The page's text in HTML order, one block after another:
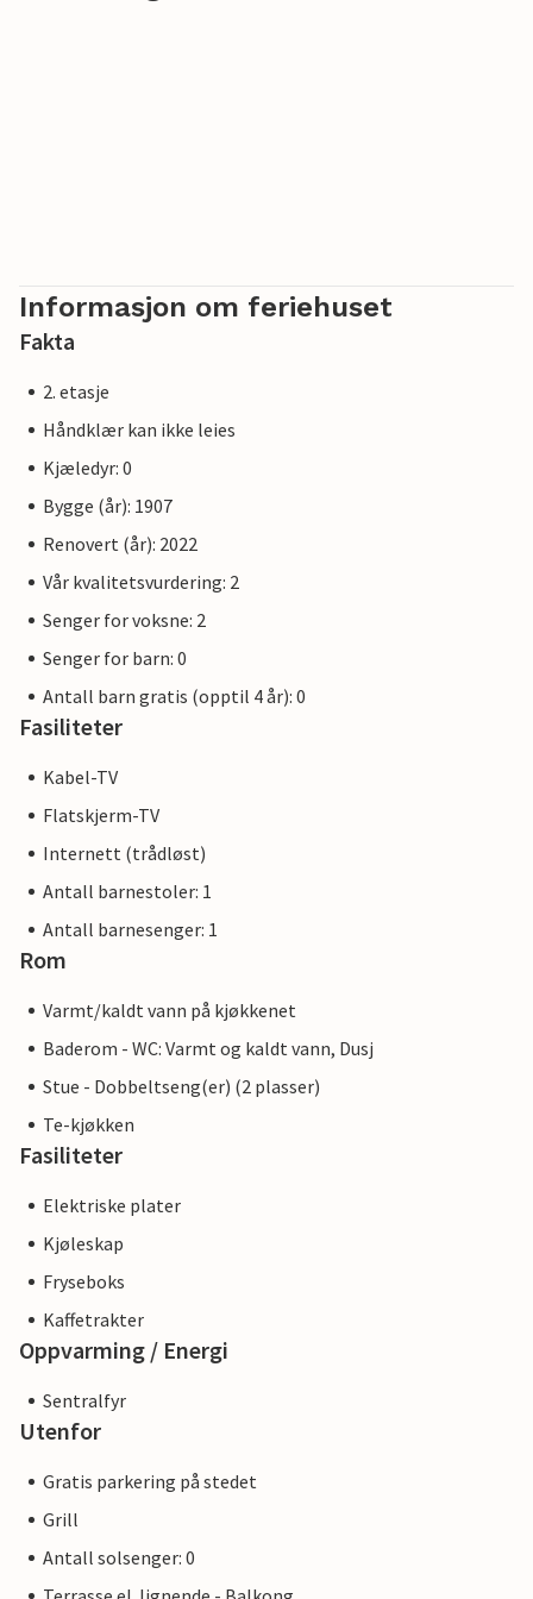
utleie av sykler, båter og strandstoler.
Informasjon om feriehuset
Fakta
2. etasje
Håndklær kan ikke leies
Kjæledyr: 0
Bygge (år): 1907
Renovert (år): 2022
Vår kvalitetsvurdering: 2
Senger for voksne: 2
Senger for barn: 0
Antall barn gratis (opptil 4 år): 0
Fasiliteter
Kabel-TV
Flatskjerm-TV
Internett (trådløst)
Antall barnestoler: 1
Antall barnesenger: 1
Rom
Varmt/kaldt vann på kjøkkenet
Baderom - WC: Varmt og kaldt vann, Dusj
Stue - Dobbeltseng(er) (2 plasser)
Te-kjøkken
Fasiliteter
Elektriske plater
Kjøleskap
Fryseboks
Kaffetrakter
Oppvarming / Energi
Sentralfyr
Utenfor
Gratis parkering på stedet
Grill
Antall solsenger: 0